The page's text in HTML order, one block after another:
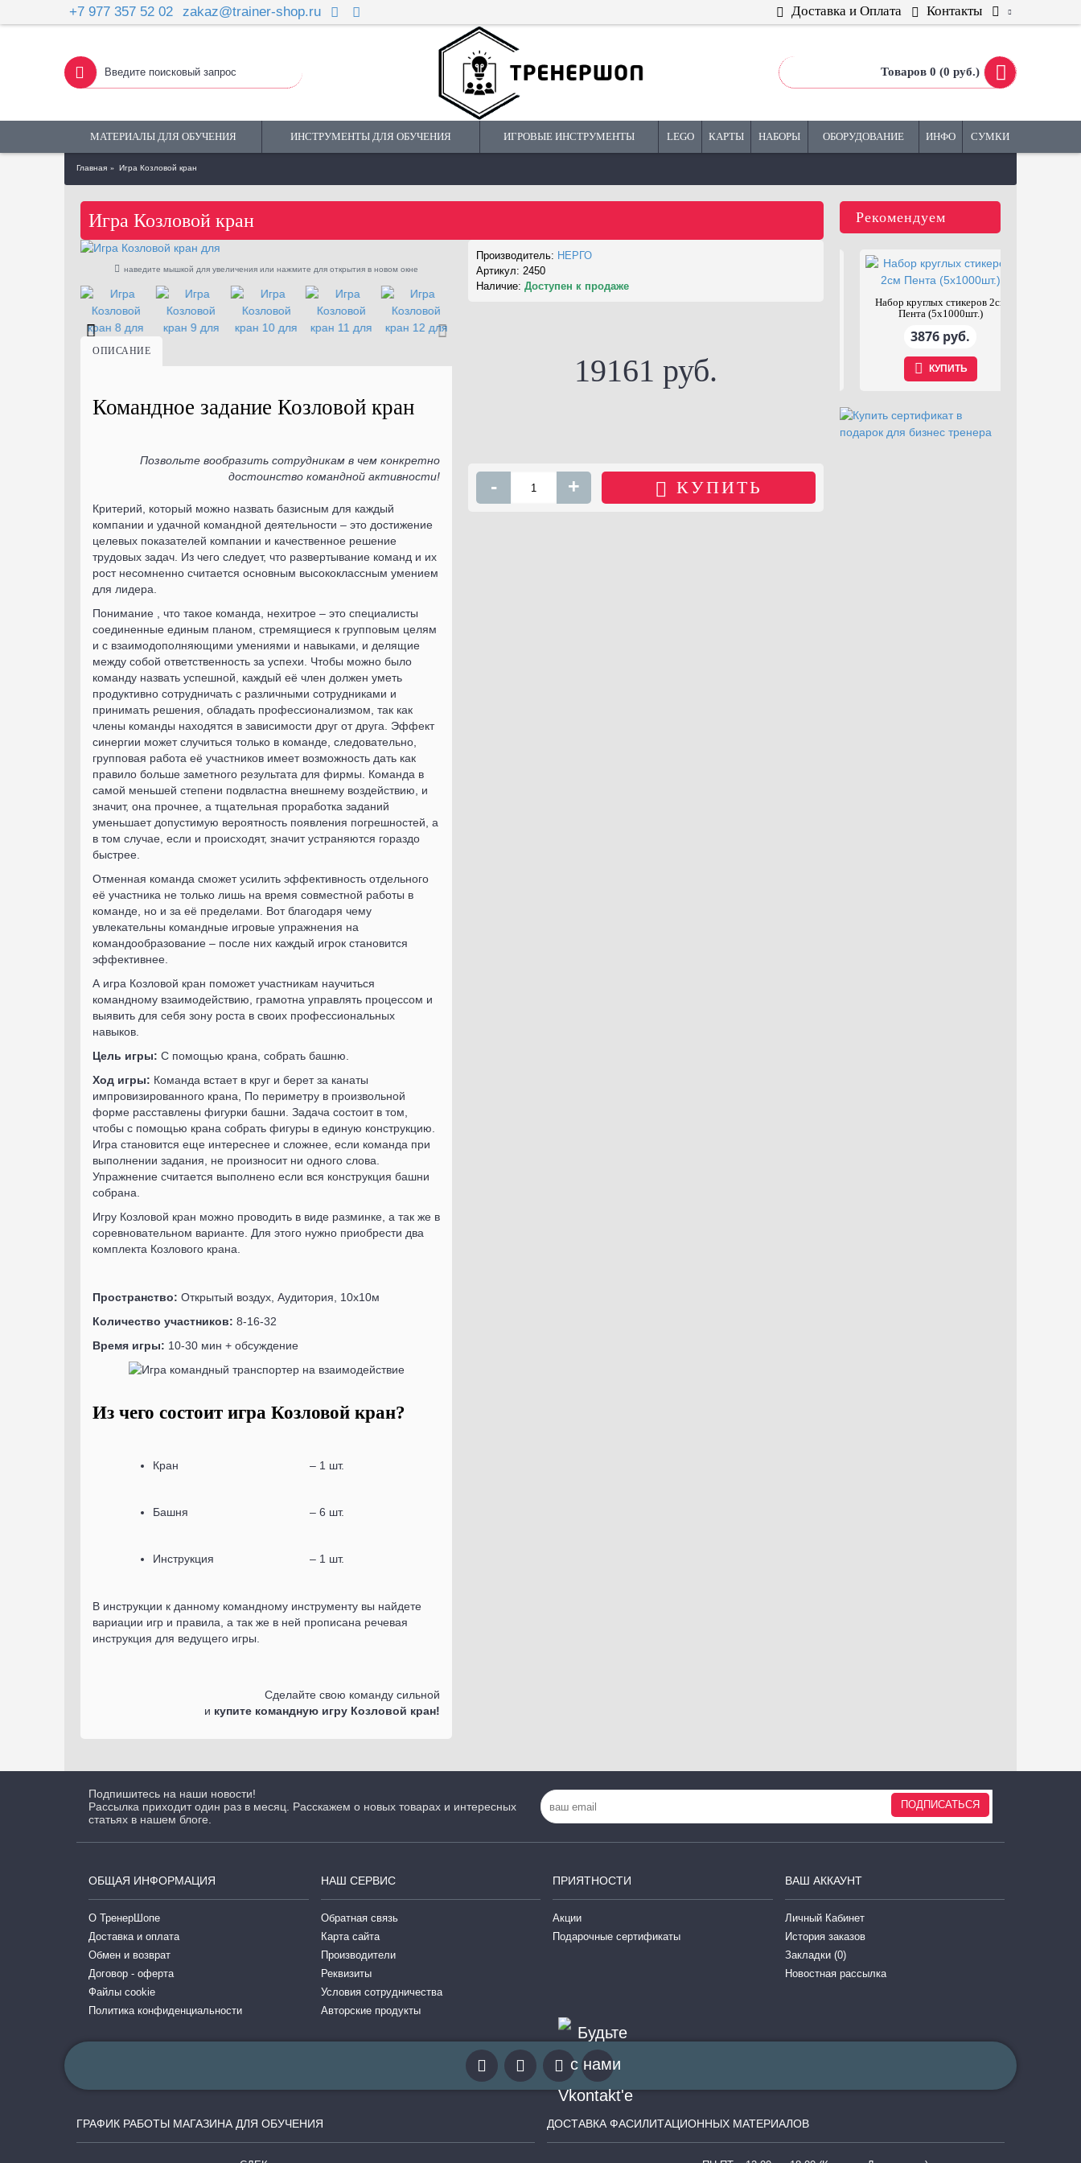
+7 977 357 52 02 zakaz@trainer-shop.ru Доставка и Оплата Контакты
Товаров 0 (0 руб.)
МАТЕРИАЛЫ ДЛЯ ОБУЧЕНИЯ ИНСТРУМЕНТЫ ДЛЯ ОБУЧЕНИЯ ИГРОВЫЕ ИНСТРУМЕНТЫ LEGO КАРТЫ НАБОРЫ ОБОРУДОВАНИЕ ИНФО СУМКИ
Главная Игра Козловой кран
Рекомендуем
Набор игр ZOOM
10937 руб.
КУПИТЬ
Игра Козловой кран
наведите мышкой для увеличения или нажмите для открытия в новом окне
ОПИСАНИЕ
Командное задание Козловой кран
Позвольте вообразить сотрудникам в чем конкретно
достоинство командной активности!
Критерий, который можно назвать базисным для каждый
компании и удачной командной деятельности – это достижение
целевых показателей компании и качественное решение
трудовых задач. Из чего следует, что развертывание команд и их
рост несомненно считается основным высококлассным умением
для лидера.
Понимание , что такое команда, нехитрое – это специалисты
соединенные единым планом, стремящиеся к групповым целям
и с взаимодополняющими умениями и навыками, и делящие
между собой ответственность за успехи. Чтобы можно было
команду назвать успешной, каждый её член должен уметь
продуктивно сотрудничать с различными сотрудниками и
принимать решения, обладать профессионализмом, так как
члены команды находятся в зависимости друг от друга. Эффект
синергии может случиться только в команде, следовательно,
групповая работа её участников имеет возможность дать как
правило больше заметного результата для фирмы. Команда в
самой меньшей степени подвластна внешнему воздействию, и
значит, она прочнее, а тщательная проработка заданий
уменьшает допустимую вероятность появления погрешностей, а
в том случае, если и происходят, значит устраняются гораздо
быстрее.
Отменная команда сможет усилить эффективность отдельного
её участника не только лишь на время совместной работы в
команде, но и за её пределами. Вот благодаря чему
увлекательны командные игровые упражнения на
командообразование – после них каждый игрок становится
эффективнее.
А игра Козловой кран поможет участникам научиться
командному взаимодействию, грамотна управлять процессом и
выявить для себя зону роста в своих профессиональных
навыков.
Цель игры: С помощью крана, собрать башню.
Ход игры: Команда встает в круг и берет за канаты
импровизированного крана, По периметру в произвольной
форме расставлены фигурки башни. Задача состоит в том,
чтобы с помощью крана собрать фигуры в единую конструкцию.
Игра становится еще интереснее и сложнее, если команда при
выполнении задания, не произносит ни одного слова.
Упражнение считается выполнено если вся конструкция башни
собрана.
Игру Козловой кран можно проводить в виде разминке, а так же в
соревновательном варианте. Для этого нужно приобрести два
комплекта Козлового крана.
Пространство: Открытый воздух, Аудитория, 10х10м
Количество участников: 8-16-32
Время игры: 10-30 мин + обсуждение
Из чего состоит игра Козловой кран?
Кран – 1 шт.
Башня – 6 шт.
Инструкция – 1 шт.
В инструкции к данному командному инструменту вы найдете
вариации игр и правила, а так же в ней прописана речевая
инструкция для ведущего игры.
Сделайте свою команду сильной
и купите командную игру Козловой кран!
Производитель: НЕРГО
Артикул: 2450
Наличие: Доступен к продаже
19161 руб.
- + КУПИТЬ
Подпишитесь на наши новости!
Рассылка приходит один раз в месяц. Расскажем о новых товарах и интересных
статьях в нашем блоге.
ПОДПИСАТЬСЯ
ОБЩАЯ ИНФОРМАЦИЯ
О ТренерШопе
Доставка и оплата
Обмен и возврат
Договор - оферта
Файлы cookie
Политика конфиденциальности
НАШ СЕРВИС
Обратная связь
Карта сайта
Производители
Реквизиты
Условия сотрудничества
Авторские продукты
ПРИЯТНОСТИ
Акции
Подарочные сертификаты
ВАШ АККАУНТ
Личный Кабинет
История заказов
Закладки (0)
Новостная рассылка
ГРАФИК РАБОТЫ МАГАЗИНА ДЛЯ ОБУЧЕНИЯ ДОСТАВКА ФАСИЛИТАЦИОННЫХ МАТЕРИАЛОВ